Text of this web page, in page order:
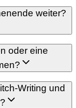
weiter?
oder eine
Writing und